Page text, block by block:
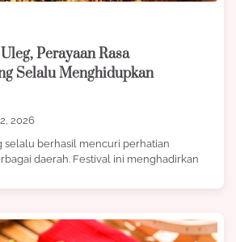
Perayaan Rasa
Selalu Menghidupkan
2026
selalu berhasil mencuri perhatian
daerah. Festival ini menghadirkan